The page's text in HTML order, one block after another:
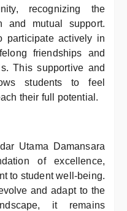
recognizing the
and mutual support.
participate actively in
friendships and
This supportive and
students to feel
their full potential.
Utama Damansara
of excellence,
to student well-being.
and adapt to the
it remains